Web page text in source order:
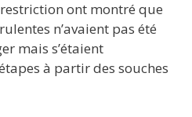
ont montré que
n’avaient pas été
mais s’étaient
à partir des souches